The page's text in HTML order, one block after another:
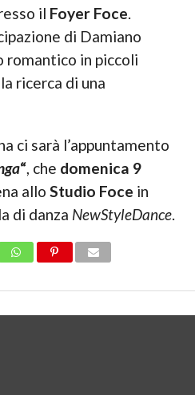
il Foyer Foce.
di Damiano
romantico in piccoli
ricerca di una
ci sarà l’appuntamento
“, che domenica 9
allo Studio Foce in
di danza NewStyleDance.